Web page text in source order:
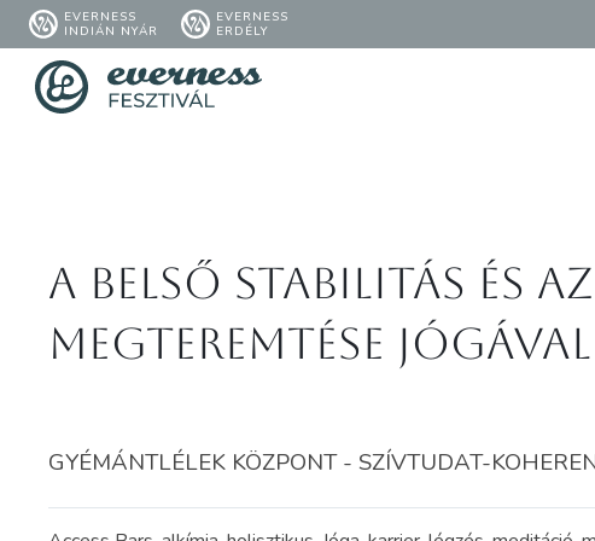
EVERNESS
INDIÁN NYÁR
EVERNESS
ERDÉLY
A belső stabilitás és
megteremtése
GYÉMÁNTLÉLEK KÖZPONT - SZÍVTUDAT-